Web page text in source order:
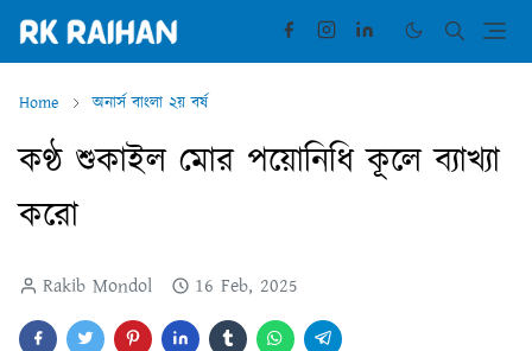
Home অনার্স বাংলা ২য় বর্ষ
কণ্ঠ শুকাইল মোর পয়োনিধি কূলে ব্যাখ্যা
করো
Rakib Mondol 16 Feb, 2025